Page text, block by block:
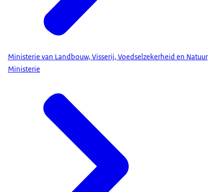
Ministerie van Landbouw, Visserij, Voedselzekerheid en Natuur
Ministerie